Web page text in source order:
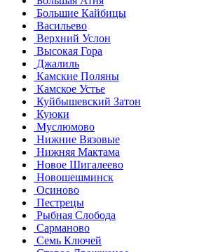
Большие Кайбицы
Васильево
Верхний Услон
Высокая Гора
Джалиль
Камские Поляны
Камское Устье
Куйбышевский Затон
Куюки
Муслюмово
Нижние Вязовые
Нижняя Мактама
Новое Шигалеево
Новошешминск
Осиново
Пестрецы
Рыбная Слобода
Сарманово
Семь Ключей